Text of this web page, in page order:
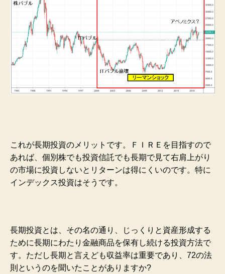
これが長期投資のメリットです。ＦＩＲＥを目指すので
あれば、個別株でも投資信託でも長期で見て右肩上がり
の市場に投資しないとリターンは得にくいのです。特に
インデックス投資はそうです。
長期投資とは、その名の通り、じっくりと資産形成する
ために長期にわたり金融商品を保有し続ける投資方法で
す。ただし長期と言えども収益率は重要であり、72の法
則というのを聞いたことがありますか?